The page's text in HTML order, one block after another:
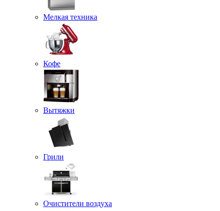
Мелкая техника
Кофе
Вытяжки
Грили
Очистители воздуха